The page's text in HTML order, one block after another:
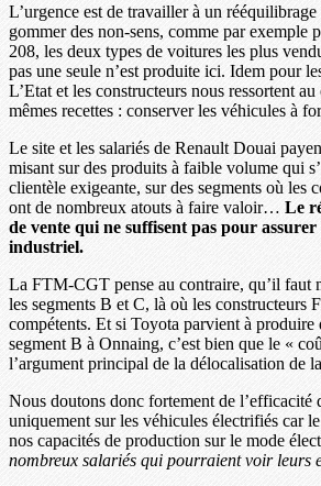
L’urgence est de travailler à un
gommer des non-sens, comme par exemple
208, les deux types de voitures les plus
pas une seule n’est produite ici. Idem pour
L’Etat et les constructeurs nous ressortent
mêmes recettes : conserver les véhicules à
Le site et les salariés de Renault Douai
misant sur des produits à faible volume qui
clientèle exigeante, sur des segments où les
ont de nombreux atouts à faire valoir… Le
de vente qui ne suffisent pas pour
industriel.
La FTM-CGT pense au contraire, qu’il faut
les segments B et C, là où les constructeurs
compétents. Et si Toyota parvient à produire
segment B à Onnaing, c’est bien que le «
l’argument principal de la délocalisation de
Nous doutons donc fortement de l’efficacité
uniquement sur les véhicules électrifiés car
nos capacités de production sur le mode
nombreux salariés qui pourraient voir leurs